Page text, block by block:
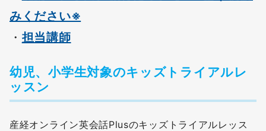
みください※
・ 担当講師
幼児、小学生対象のキッズトライアルレ
ッスン
産経オンライン英会話Plusのキッズトライアルレッス